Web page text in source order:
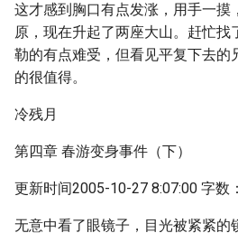
这才感到胸口有点发涨，用手一摸
原，现在升起了两座大山。赶忙找
勒的有点难受，但看见平复下去的
的很值得。
冷残月
第四章 春游变身事件（下）
更新时间2005-10-27 8:07:00 字数
无意中看了眼镜子，目光被紧紧的